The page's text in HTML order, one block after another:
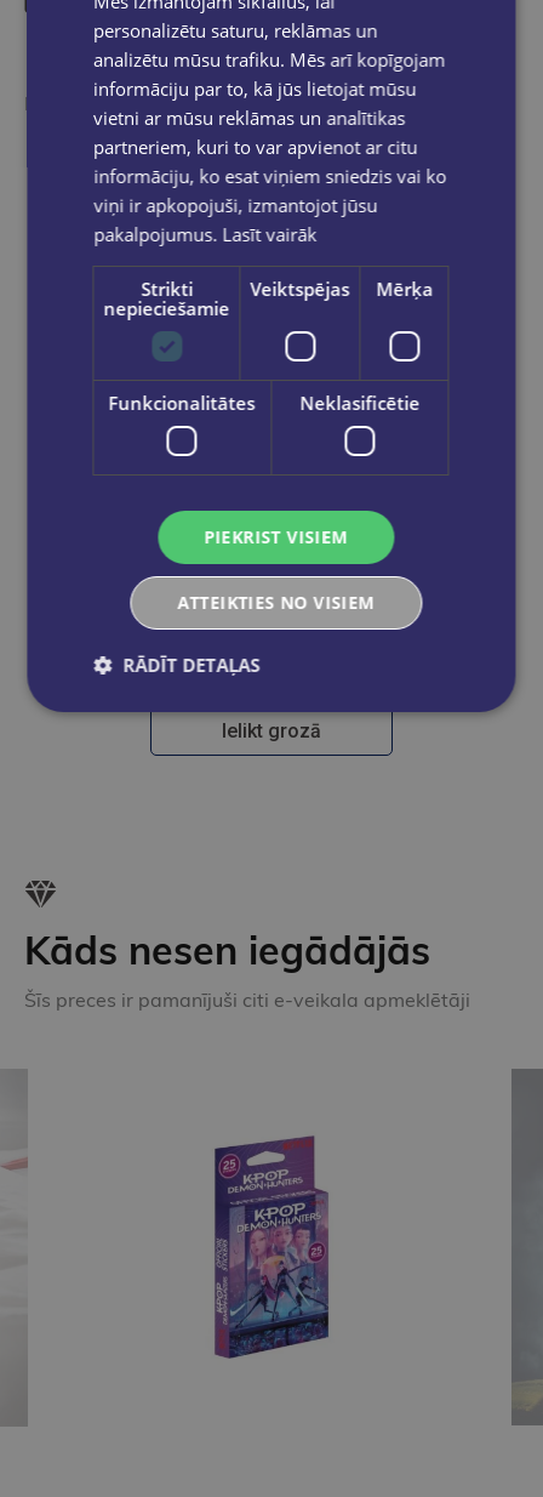
Līdzīgas preces
Ieskaties, varbūt noder
Vēstuļu papīrs A4 50 lpp/60gram.
€1.80
Ielikt grozā
Kāds nesen iegādājās
Šīs preces ir pamanījuši citi e-veikala apmeklētāji
personalizētu saturu, reklāmas un
analizētu mūsu trafiku. Mēs arī kopīgojam
informāciju par to, kā jūs lietojat mūsu
vietni ar mūsu reklāmas un analītikas
partneriem, kuri to var apvienot ar citu
informāciju, ko esat viņiem sniedzis vai ko
viņi ir apkopojuši, izmantojot jūsu
pakalpojumus. Lasīt vairāk
Strikti
nepieciešamie
Veiktspējas Mērķa
Funkcionalitātes Neklasificētie
PIEKRIST VISIEM
ATTEIKTIES NO VISIEM
RĀDĪT DETAĻAS